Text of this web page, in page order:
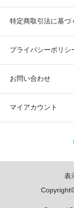
特定商取引法に基づ
プライバシーポリシ
お問い合わせ
マイアカウント
表